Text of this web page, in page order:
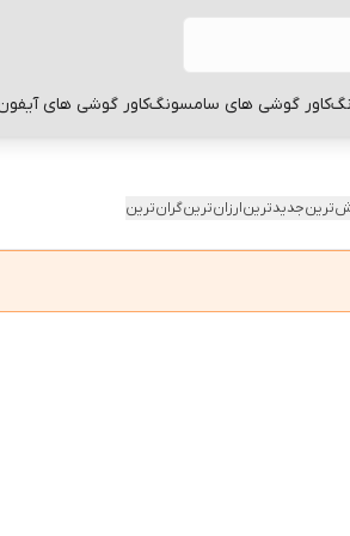
کاور گوشی های سامسونگکاور گوشی های
جدیدترینارزان‌ترینگران‌ترین